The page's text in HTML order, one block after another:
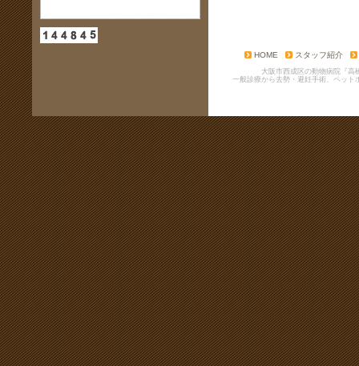
HOME スタッフ紹介
大阪市西成区の動物病院『高
一般診療から去勢・避妊手術、ペット